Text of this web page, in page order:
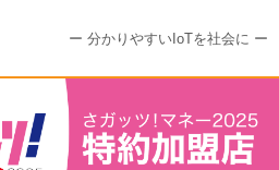
ー 分かりやすいIoTを社会に ー